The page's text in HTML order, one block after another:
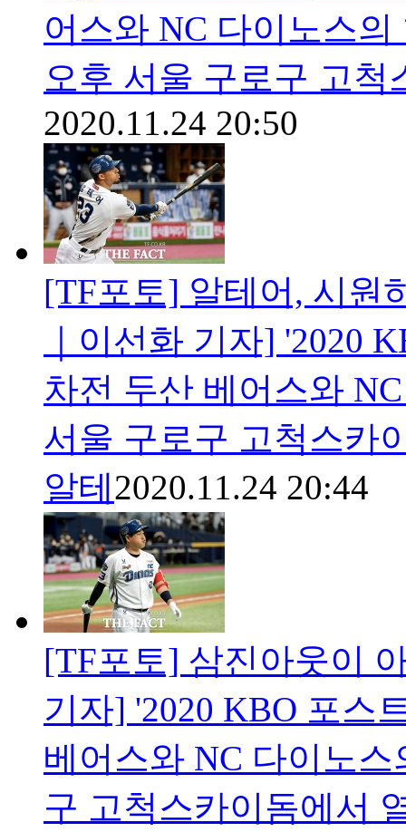
어스와 NC 다이노스
오후 서울 구로구 고척
2020.11.24 20:50
[TF포토] 알테어, 시원
｜이선화 기자] '2020
차전 두산 베어스와
서울 구로구 고척스카
알테2020.11.24 20:44
[TF포토] 삼진아웃이
기자] '2020 KBO 포스
베어스와 NC 다이노
구 고척스카이돔에서